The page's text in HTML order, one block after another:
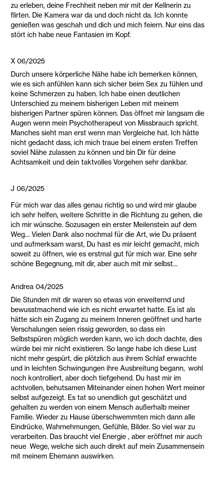
zu erleben, deine Frechheit neben mir mit der Kellnerin zu
flirten. Die Kamera war da und doch nicht da. Ich konnte
genießen was geschah und dich und mich feiern. Nur eins das
stört ich habe neue Fantasien im Kopf.
X 06/2025
Durch unsere körperliche Nähe habe ich bemerken können,
wie es sich anfühlen kann sich sicher beim Sex zu fühlen und
keine Schmerzen zu haben. Ich habe einen deutlichen
Unterschied zu meinem bisherigen Leben mit meinem
bisherigen Partner spüren können. Das öffnet mir langsam die
Augen wenn mein Psychotherapeut von Missbrauch spricht.
Manches sieht man erst wenn man Vergleiche hat. Ich hätte
nicht gedacht dass, ich mich traue bei einem ersten Treffen
soviel Nähe zulassen zu können und bin Dir für deine
Achtsamkeit und dein taktvolles Vorgehen sehr dankbar.
J 06/2025
Für mich war das alles genau richtig so und wird mir glaube
ich sehr helfen, weitere Schritte in die Richtung zu gehen, die
ich mir wünsche. Sozusagen ein erster Meilenstein auf dem
Weg… Vielen Dank also nochmal für die Art, wie Du präsent
und aufmerksam warst, Du hast es mir leicht gemacht, mich
soweit zu öffnen, wie es erstmal gut für mich war. Eine sehr
schöne Begegnung, mit dir, aber auch mit mir selbst…
Andrea 04/2025
Die Stunden mit dir waren so etwas von erweiternd und
bewusstmachend wie ich es nicht erwartet hatte. Es ist als
hätte sich ein Zugang zu meinem Inneren geöffnet und harte
Verschalungen seien rissig geworden, so dass ein
Selbstspüren möglich werden kann, wo ich doch dachte, dies
würde bei mir nicht existieren. So lange habe ich diese Lust
nicht mehr gespürt, die plötzlich aus ihrem Schlaf erwachte
und in leichten Schwingungen ihre Ausbreitung begann, wohl
noch kontrolliert, aber doch tiefgehend. Du hast mir im
achtvollen, behutsamen Miteinander einen hohen Wert meiner
selbst aufgezeigt. Es tat so unendlich gut geschätzt und
gehalten zu werden von einem Mensch außerhalb meiner
Familie. Wieder zu Hause überschwemmten mich dann alle
Eindrücke, Wahrnehmungen, Gefühle, Bilder. So viel war zu
verarbeiten. Das braucht viel Energie , aber eröffnet mir auch
neue Wege, welche sich auch direkt auf mein Zusammensein
mit meinem Ehemann auswirken.